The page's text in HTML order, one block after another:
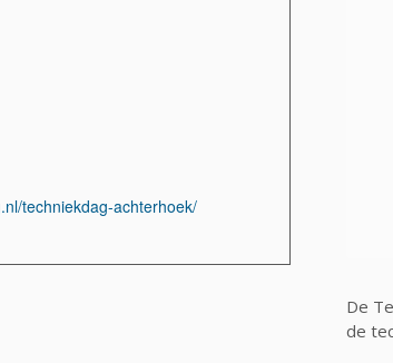
De
de
techniekdag-achterhoek/